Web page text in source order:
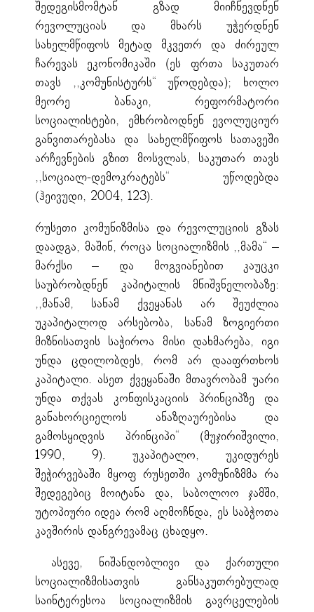
შედეგისმომტან გზად მიიჩნევდნენ
რევოლუციას და მხარს უჭერდნენ
სახელმწიფოს მეტად მკვეთრ და ძირეულ
ჩარევას ეკონომიკაში (ეს ფრთა საკუთარ
თავს ,,კომუნისტურს“ უწოდებდა); ხოლო
მეორე ბანაკი, რეფორმატორი
სოციალისტები, ემხრობოდნენ ევოლუციურ
განვითარებასა და სახელმწიფოს სათავეში
არჩევნების გზით მოსვლას, საკუთარ თავს
,,სოციალ-დემოკრატებს“ უწოდებდა
(ჰეივუდი, 2004, 123).
რუსეთი კომუნიზმისა და რევოლუციის გზას
დაადგა, მაშინ, როცა სოციალიზმის ,,მამა“ –
მარქსი – და მოგვიანებით კაუცკი
საუბრობდნენ კაპიტალის მნიშვნელობაზე:
,,მანამ, სანამ ქვეყანას არ შეუძლია
უკაპიტალოდ არსებობა, სანამ ზოგიერთი
მიზნისათვის საჭიროა მისი დახმარება, იგი
უნდა ცდილობდეს, რომ არ დააფრთხოს
კაპიტალი. ასეთ ქვეყანაში მთავრობამ უარი
უნდა თქვას კონფისკაციის პრინციპზე და
განახორციელოს ანაზღაურებისა და
გამოსყიდვის პრინციპი“ (მუჯირიშვილი,
1990, 9). უკაპიტალო, უკიდურეს
შეჭირვებაში მყოფ რუსეთში კომუნიზმმა რა
შედეგებიც მოიტანა და, საბოლოო ჯამში,
უტოპიური იდეა რომ აღმოჩნდა, ეს საბჭოთა
კავშირის დანგრევამაც ცხადყო.
ასევე, ნიშანდობლივი და ქართული
სოციალიზმისათვის განსაკუთრებულად
საინტერესოა სოციალიზმის გავრცელების